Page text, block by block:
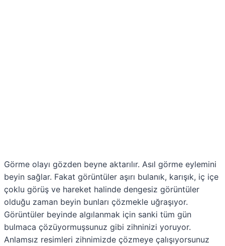
Görme olayı gözden beyne aktarılır. Asıl görme eylemini
beyin sağlar. Fakat görüntüler aşırı bulanık, karışık, iç içe
çoklu görüş ve hareket halinde dengesiz görüntüler
olduğu zaman beyin bunları çözmekle uğraşıyor.
Görüntüler beyinde algılanmak için sanki tüm gün
bulmaca çözüyormuşsunuz gibi zihninizi yoruyor.
Anlamsız resimleri zihnimizde çözmeye çalışıyorsunuz